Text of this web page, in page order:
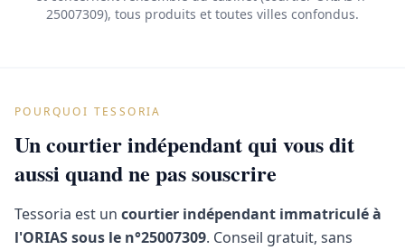
25007309), tous produits et toutes villes confondus.
POURQUOI TESSORIA
Un courtier indépendant qui vous dit
aussi quand ne pas souscrire
Tessoria est un courtier indépendant immatriculé à
l'ORIAS sous le n°25007309. Conseil gratuit, sans